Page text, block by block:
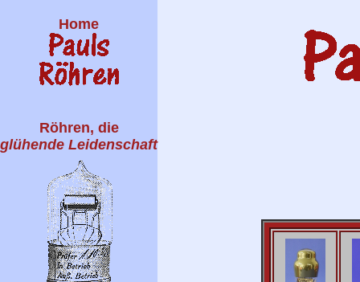
Home
Röhren, die
glühende Leidenschaft